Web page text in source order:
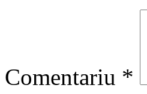
Comentariu *